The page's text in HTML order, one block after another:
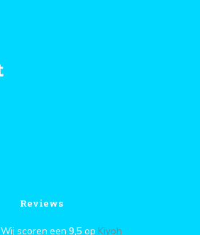
Reviews
Wij scoren een 9,5 op Kiyoh